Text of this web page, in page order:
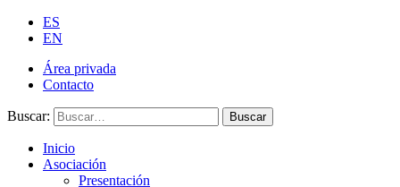
ES
EN
Área privada
Contacto
Buscar: Buscar
Inicio
Asociación
Presentación